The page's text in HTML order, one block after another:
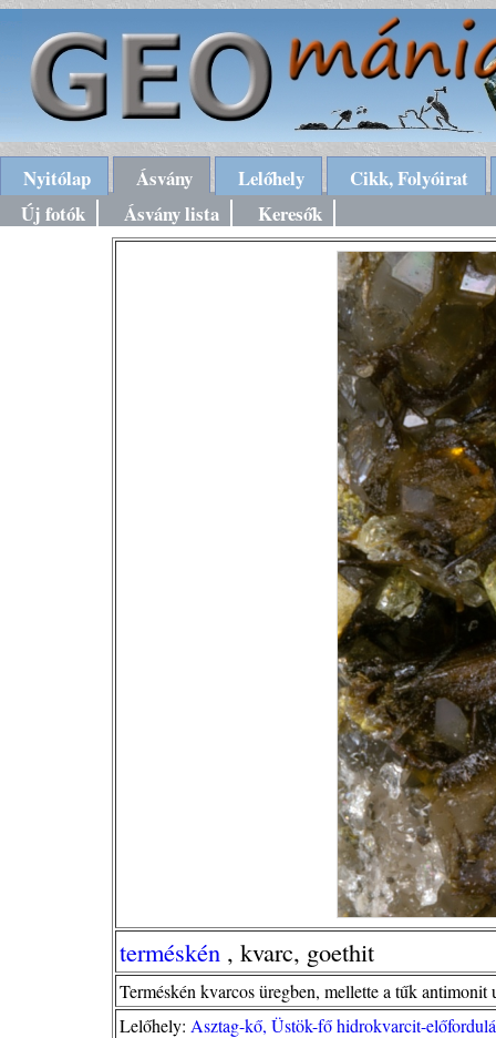
Nyitólap Ásvány Lelőhely
Cikk, Folyóirat
Új fotók
Ásvány lista Keresők
terméskén , kvarc, goethit
Terméskén kvarcos üregben, mellette a tűk
Lelőhely: Asztag-kő, Üstök-fő hidrokvarcit-